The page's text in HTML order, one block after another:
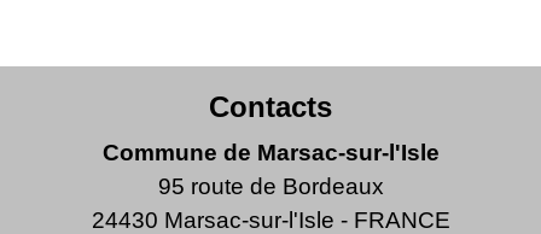
Contacts
Commune de Marsac-sur-l'Isle
95 route de Bordeaux
24430 Marsac-sur-l'Isle - FRANCE